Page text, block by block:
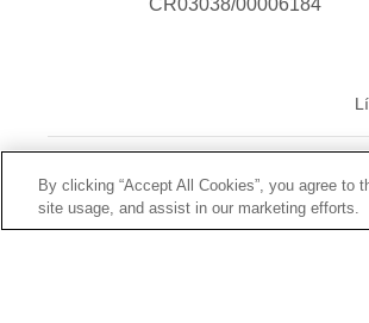
CR03038/00006184
By clicking “Accept All Cookies”, you agree
site usage, and assist in our marketing efforts.